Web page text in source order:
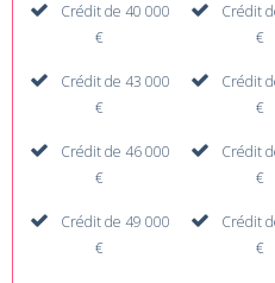
Crédit de 40 000
€
Crédit
€
Crédit de 43 000
€
Crédit
€
Crédit de 46 000
€
Crédit
€
Crédit de 49 000
€
Crédit
€